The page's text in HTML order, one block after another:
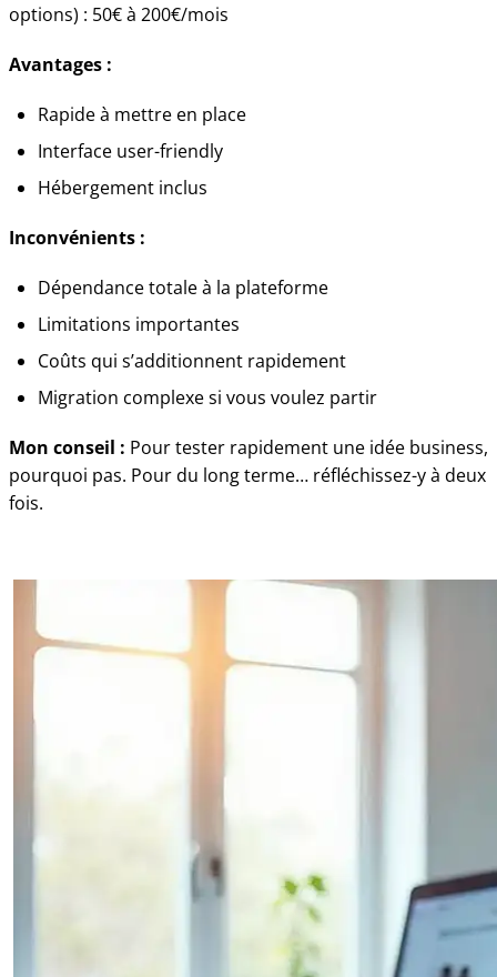
options) : 50€ à 200€/mois
Avantages :
Rapide à mettre en place
Interface user-friendly
Hébergement inclus
Inconvénients :
Dépendance totale à la plateforme
Limitations importantes
Coûts qui s’additionnent rapidement
Migration complexe si vous voulez partir
Mon conseil : Pour tester rapidement une idée business,
pourquoi pas. Pour du long terme… réfléchissez-y à deux
fois.